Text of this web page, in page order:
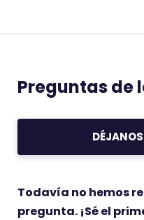
Preguntas de
Todavía no hemos
pregunta. ¡Sé el